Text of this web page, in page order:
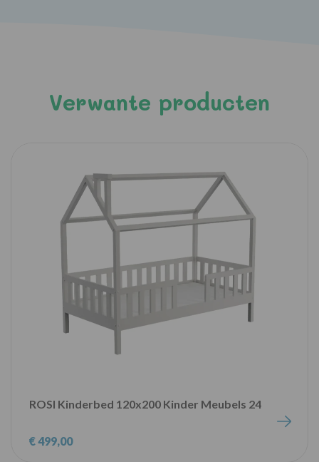
Verwante producten
ROSI Kinderbed 120x200 Kinder Meubels 24
€ 499,00